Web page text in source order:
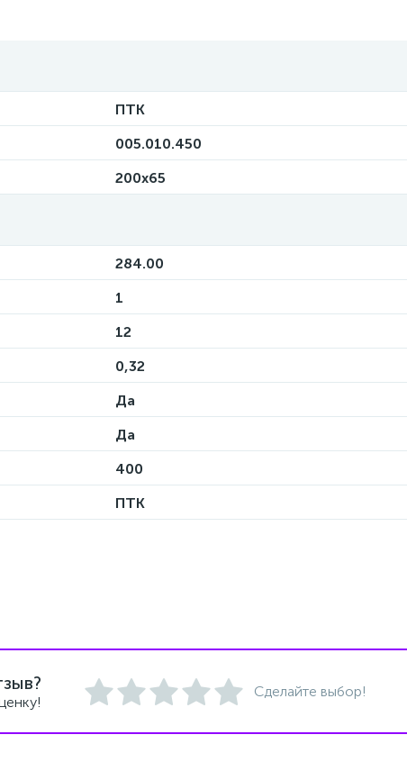
ПТК
005.010.450
200х65
284.00
1
12
0,32
Да
Да
400
ПТК
Сделайте выбор!